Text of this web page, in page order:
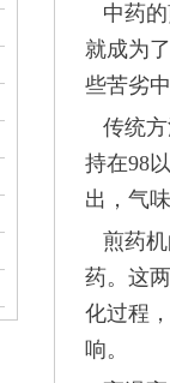
中药的
就成为
些苦劣
传统方
持在98
出，气
煎药机
药。这
化过程
响。